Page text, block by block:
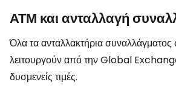
ΑΤΜ και ανταλλαγή
Όλα τα ανταλλακτήρια συναλλάγματος
λειτουργούν από την Global
δυσμενείς τιμές.